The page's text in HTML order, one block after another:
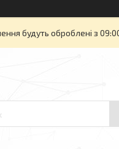
будуть оброблені з